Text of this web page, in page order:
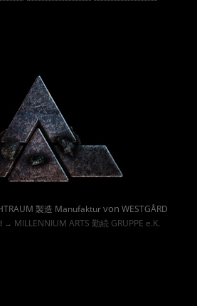
製造 Manufakturvon WESTGÅRD
→ MILLENNIUM ARTS 勤続 GRUPPE e.K.
Powered By :